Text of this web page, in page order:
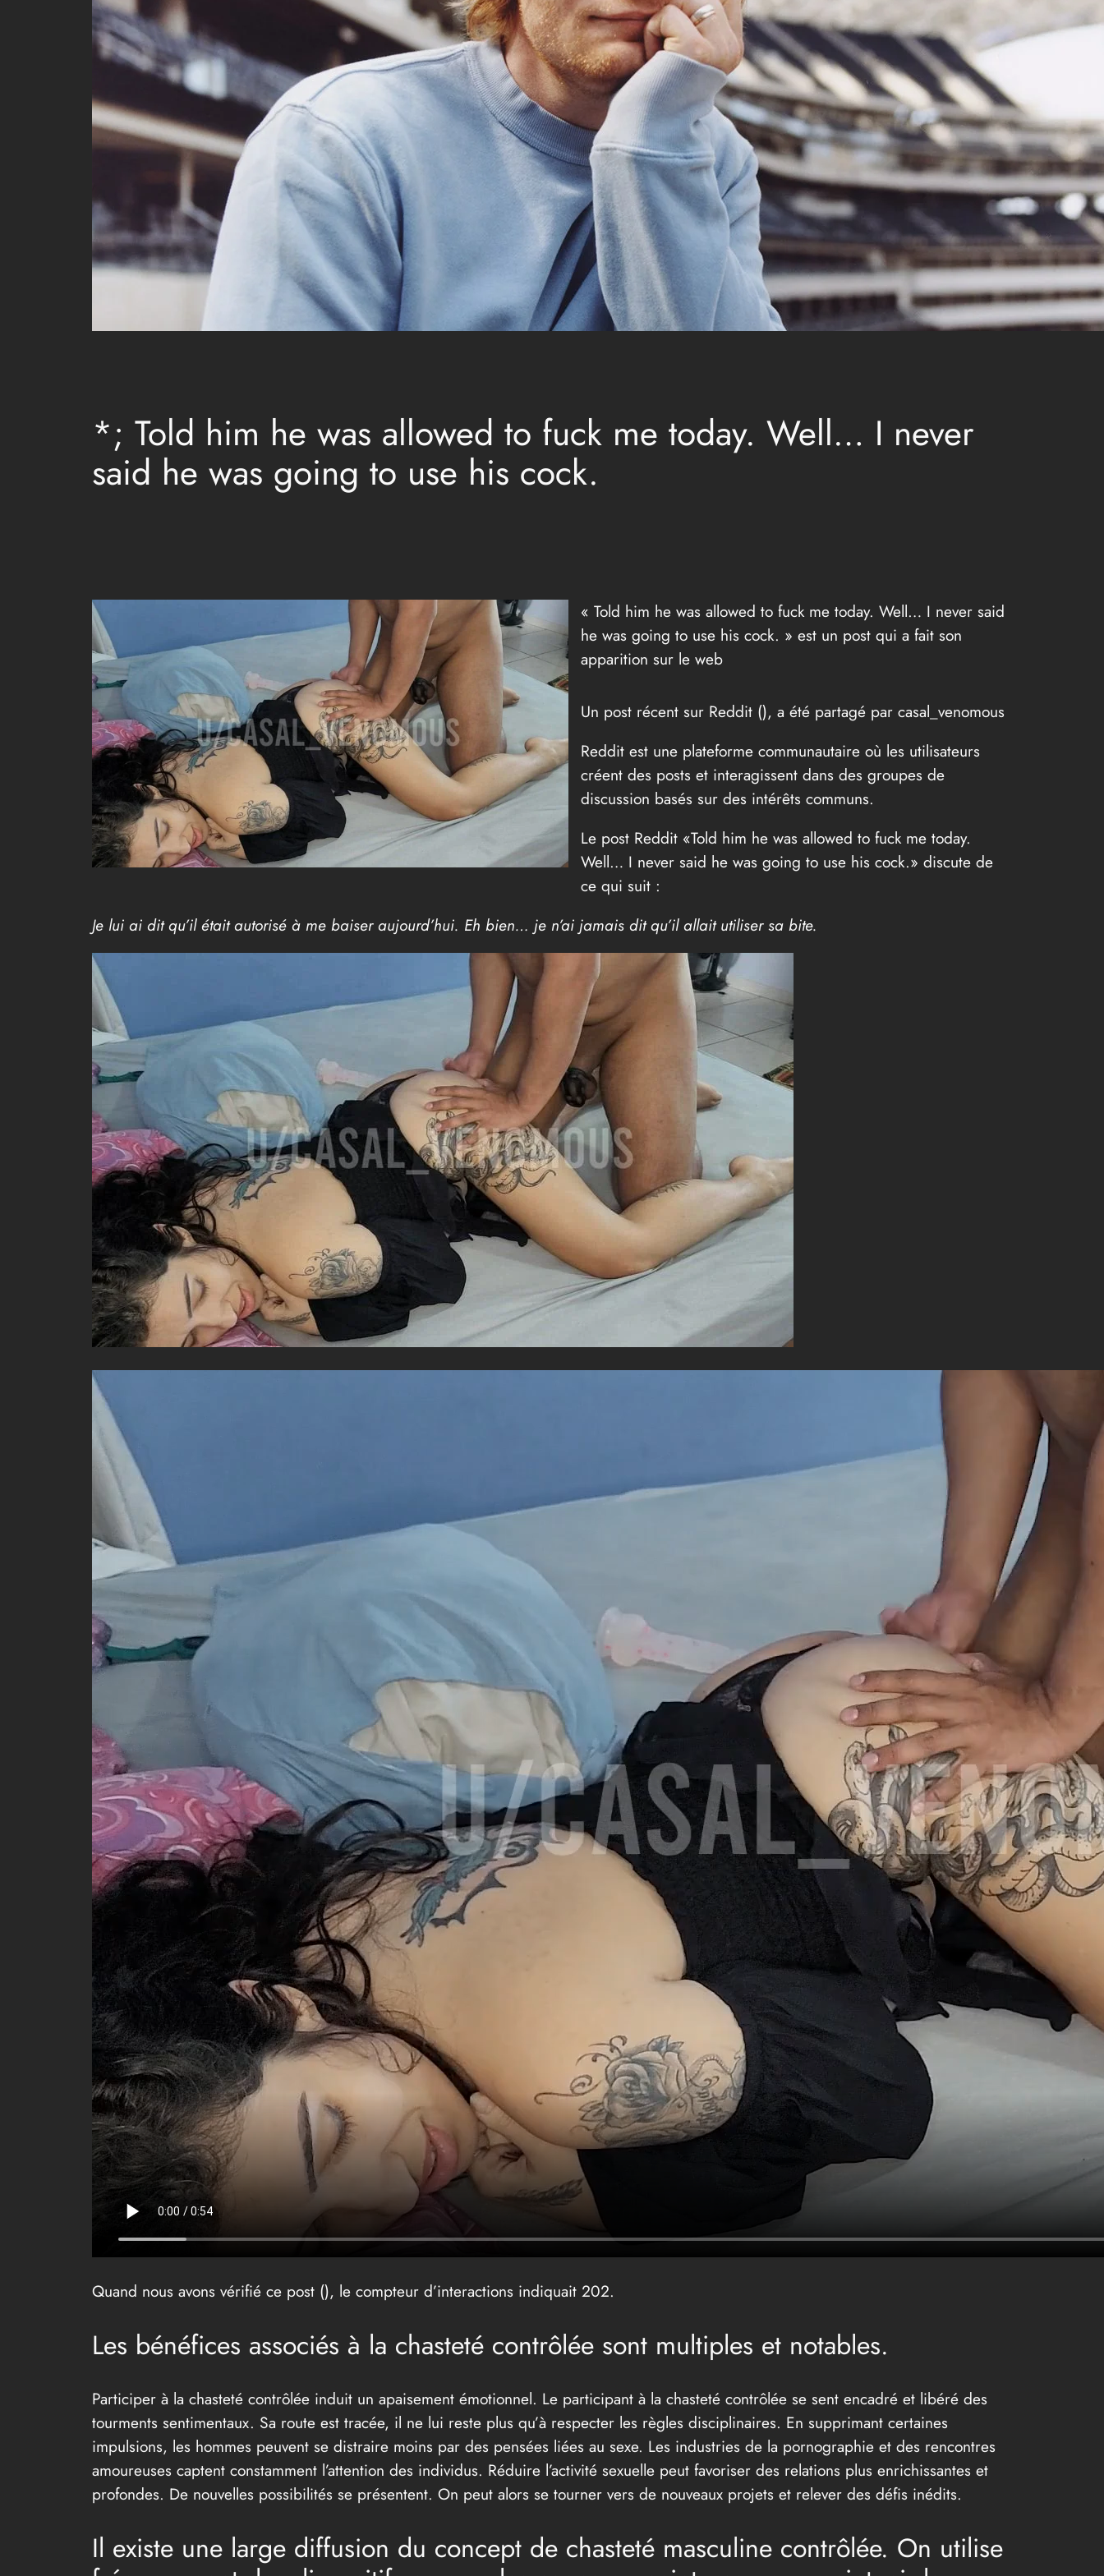
*; Told him he was allowed to fuck me today. Well… I never
said he was going to use his cock.
« Told him he was allowed to fuck me today. Well… I never said
he was going to use his cock. » est un post qui a fait son
apparition sur le web
Un post récent sur Reddit (), a été partagé par casal_venomous
Reddit est une plateforme communautaire où les utilisateurs
créent des posts et interagissent dans des groupes de
discussion basés sur des intérêts communs.
Le post Reddit «Told him he was allowed to fuck me today.
Well… I never said he was going to use his cock.» discute de
ce qui suit :
Je lui ai dit qu’il était autorisé à me baiser aujourd’hui. Eh bien… je n’ai jamais dit qu’il allait utiliser sa bite.
Quand nous avons vérifié ce post (), le compteur d’interactions indiquait 202.
Les bénéfices associés à la chasteté contrôlée sont multiples et notables.
Participer à la chasteté contrôlée induit un apaisement émotionnel. Le participant à la chasteté contrôlée se sent encadré et libéré des
tourments sentimentaux. Sa route est tracée, il ne lui reste plus qu’à respecter les règles disciplinaires. En supprimant certaines
impulsions, les hommes peuvent se distraire moins par des pensées liées au sexe. Les industries de la pornographie et des rencontres
amoureuses captent constamment l’attention des individus. Réduire l’activité sexuelle peut favoriser des relations plus enrichissantes et
profondes. De nouvelles possibilités se présentent. On peut alors se tourner vers de nouveaux projets et relever des défis inédits.
Il existe une large diffusion du concept de chasteté masculine contrôlée. On utilise